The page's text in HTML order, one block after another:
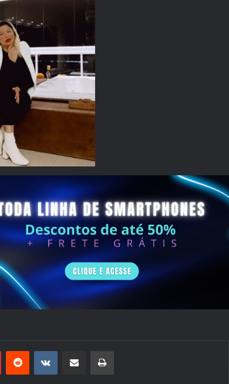
PinterestReddit VK Compartilhar via e-mail Imprimir